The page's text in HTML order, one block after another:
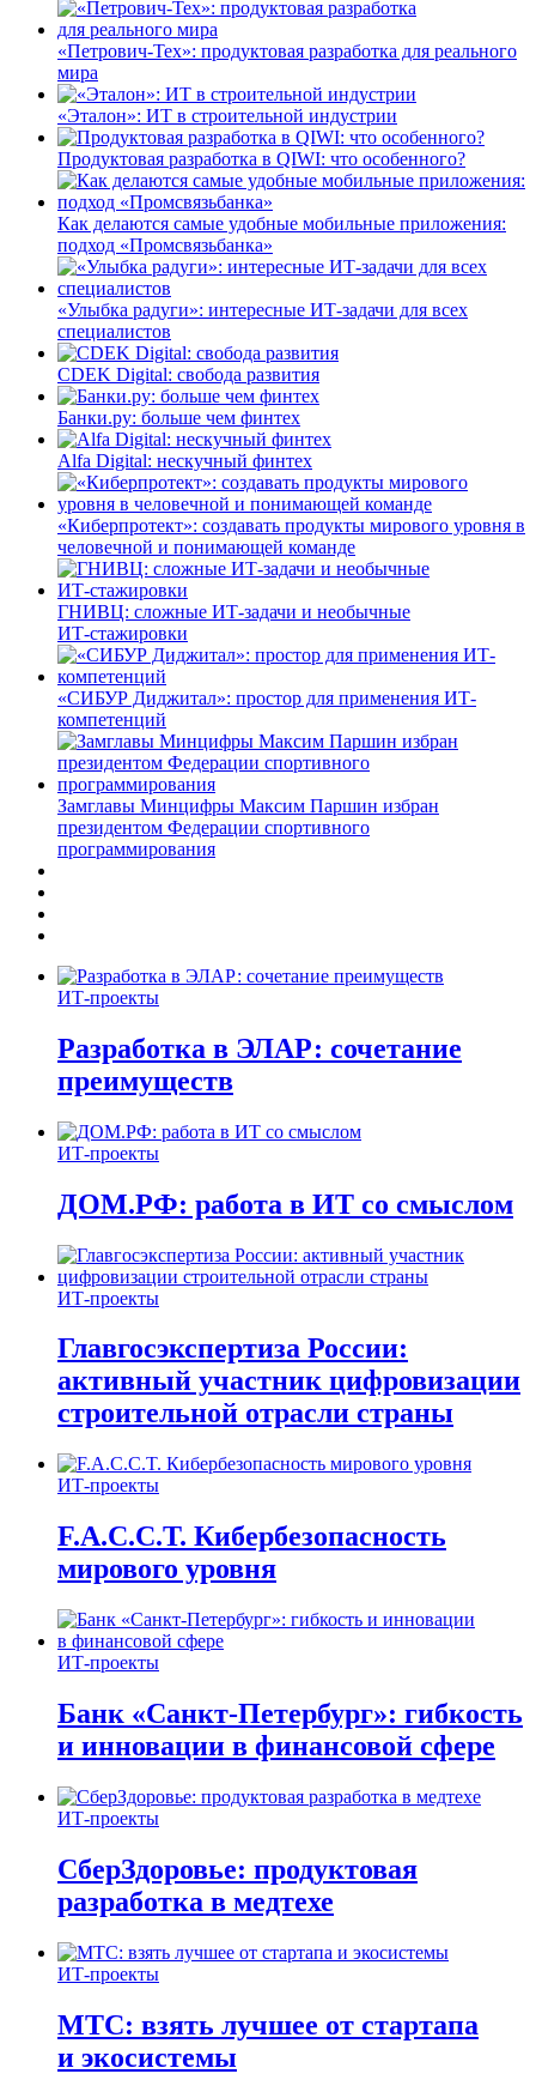
«Петрович-Тех»: продуктовая разработка для реального
мира
«Эталон»: ИТ в строительной индустрии
Продуктовая разработка в QIWI: что особенного?
Как делаются самые удобные мобильные приложения:
подход «Промсвязьбанка»
«Улыбка радуги»: интересные ИТ-задачи для всех
специалистов
CDEK Digital: свобода развития
Банки.ру: больше чем финтех
Alfa Digital: нескучный финтех
«Киберпротект»: создавать продукты мирового уровня в
человечной и понимающей команде
ГНИВЦ: сложные ИТ‑задачи и необычные
ИТ‑стажировки
«СИБУР Диджитал»: простор для применения ИТ-
компетенций
Замглавы Минцифры Максим Паршин избран
президентом Федерации спортивного
программирования
ИТ-проекты
Разработка в ЭЛАР: сочетание
преимуществ
ИТ-проекты
ДОМ.РФ: работа в ИТ со смыслом
ИТ-проекты
Главгосэкспертиза России:
активный участник цифровизации
строительной отрасли страны
ИТ-проекты
F.A.C.C.T. Кибербезопасность
мирового уровня
ИТ-проекты
Банк «Санкт-Петербург»: гибкость
и инновации в финансовой сфере
ИТ-проекты
СберЗдоровье: продуктовая
разработка в медтехе
ИТ-проекты
МТС: взять лучшее от стартапа
и экосистемы